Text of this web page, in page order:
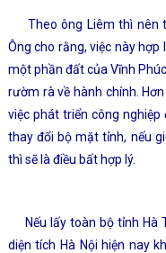
Theo ông Liêm thì nên
Ông cho rằng, việc này
một phần đất của Vĩnh
rườm rà về hành chính.
việc phát triển công
thay đổi bộ mặt tỉnh, nếu
thì sẽ là điều bất hợp lý.
Nếu lấy toàn bộ tỉnh Hà
diện tích Hà Nội hiện nay